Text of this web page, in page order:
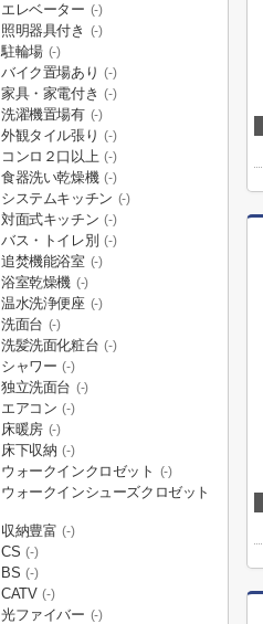
エレベーター (-)
照明器具付き (-)
駐輪場 (-)
バイク置場あり (-)
家具・家電付き (-)
洗濯機置場有 (-)
外観タイル張り (-)
コンロ２口以上 (-)
食器洗い乾燥機 (-)
システムキッチン (-)
対面式キッチン (-)
バス・トイレ別 (-)
追焚機能浴室 (-)
浴室乾燥機 (-)
温水洗浄便座 (-)
洗面台 (-)
洗髪洗面化粧台 (-)
シャワー (-)
独立洗面台 (-)
エアコン (-)
床暖房 (-)
床下収納 (-)
ウォークインクロゼット (-)
ウォークインシューズクロゼット
収納豊富 (-)
CS (-)
BS (-)
CATV (-)
光ファイバー (-)